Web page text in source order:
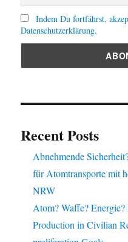
Indem Du fortfährst,
Datenschutzerklärung.
Recent Posts
Abnehmende
für Atomtransporte mit
NRW
Atom? Waffe?
Production in Civilian